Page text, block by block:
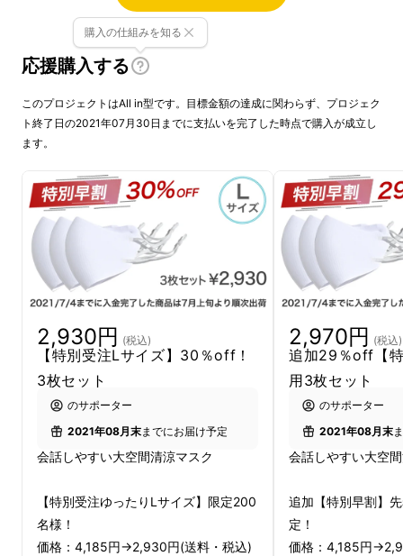
応援購入する
購入の仕組みを知る
このプロジェクトはAll in型です。目標金額の達成に関わらず、プロジェク
ト終了日の2021年07月30日までに支払いを完了した時点で購入が成立し
ます。
2,930円 (税込)
【特別受注Lサイズ】30％off！
3枚セット
のサポーター
2021年08月末までにお届け予定
会話しやすい大空間清涼マスク
【特別受注ゆったりLサイズ】限定200
名様！
価格：4,185円→2,930円(送料・税込)
2,970円 (税込)
追加29％off【
用3枚セット
のサポーター
2021年08月末
会話しやすい大空
追加【特別早割】
定！
価格：4,185円